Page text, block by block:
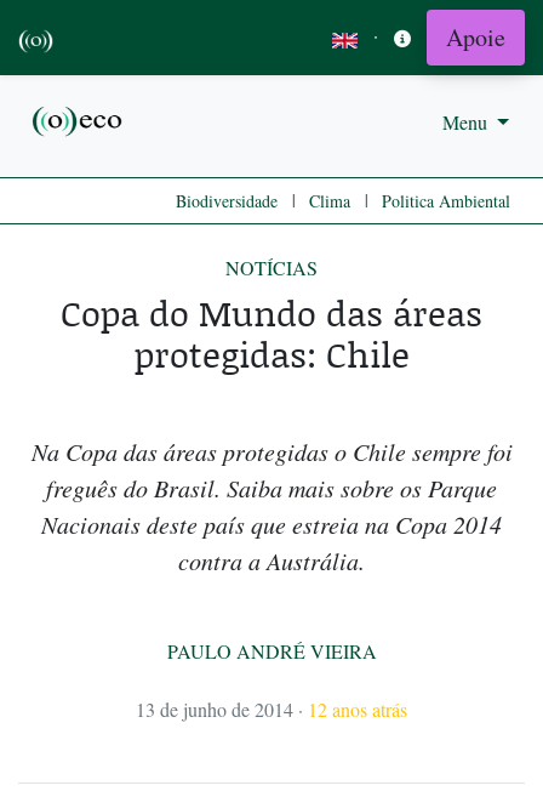
· Apoie
Menu
Biodiversidade | Clima | Politica Ambiental
NOTÍCIAS
Copa do Mundo das áreas
protegidas: Chile
Na Copa das áreas protegidas o Chile sempre foi
freguês do Brasil. Saiba mais sobre os Parque
Nacionais deste país que estreia na Copa 2014
contra a Austrália.
PAULO ANDRÉ VIEIRA
13 de junho de 2014 · 12 anos atrás